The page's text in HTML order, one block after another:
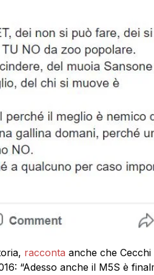
racconta anche che
“Adesso anche il M5S è